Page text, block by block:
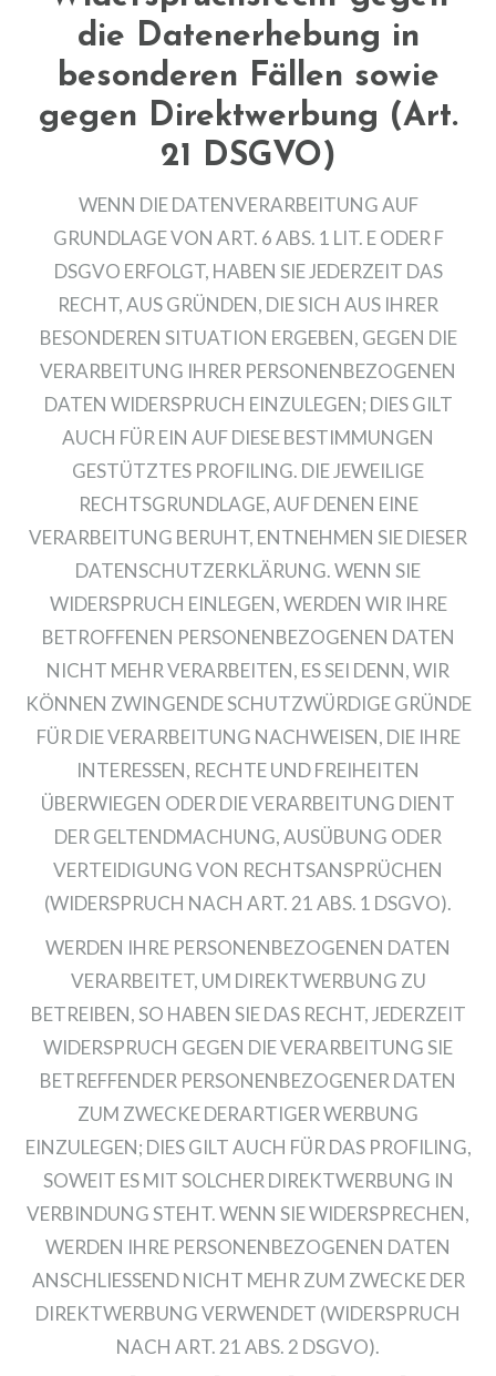
die Datenerhebung in
besonderen Fällen sowie
gegen Direktwerbung (Art.
21 DSGVO)
WENN DIE DATENVERARBEITUNG AUF
GRUNDLAGE VON ART. 6 ABS. 1 LIT. E ODER F
DSGVO ERFOLGT, HABEN SIE JEDERZEIT DAS
RECHT, AUS GRÜNDEN, DIE SICH AUS IHRER
BESONDEREN SITUATION ERGEBEN, GEGEN DIE
VERARBEITUNG IHRER PERSONENBEZOGENEN
DATEN WIDERSPRUCH EINZULEGEN; DIES GILT
AUCH FÜR EIN AUF DIESE BESTIMMUNGEN
GESTÜTZTES PROFILING. DIE JEWEILIGE
RECHTSGRUNDLAGE, AUF DENEN EINE
VERARBEITUNG BERUHT, ENTNEHMEN SIE DIESER
DATENSCHUTZERKLÄRUNG. WENN SIE
WIDERSPRUCH EINLEGEN, WERDEN WIR IHRE
BETROFFENEN PERSONENBEZOGENEN DATEN
NICHT MEHR VERARBEITEN, ES SEI DENN, WIR
KÖNNEN ZWINGENDE SCHUTZWÜRDIGE GRÜNDE
FÜR DIE VERARBEITUNG NACHWEISEN, DIE IHRE
INTERESSEN, RECHTE UND FREIHEITEN
ÜBERWIEGEN ODER DIE VERARBEITUNG DIENT
DER GELTENDMACHUNG, AUSÜBUNG ODER
VERTEIDIGUNG VON RECHTSANSPRÜCHEN
(WIDERSPRUCH NACH ART. 21 ABS. 1 DSGVO).
WERDEN IHRE PERSONENBEZOGENEN DATEN
VERARBEITET, UM DIREKTWERBUNG ZU
BETREIBEN, SO HABEN SIE DAS RECHT, JEDERZEIT
WIDERSPRUCH GEGEN DIE VERARBEITUNG SIE
BETREFFENDER PERSONENBEZOGENER DATEN
ZUM ZWECKE DERARTIGER WERBUNG
EINZULEGEN; DIES GILT AUCH FÜR DAS PROFILING,
SOWEIT ES MIT SOLCHER DIREKTWERBUNG IN
VERBINDUNG STEHT. WENN SIE WIDERSPRECHEN,
WERDEN IHRE PERSONENBEZOGENEN DATEN
ANSCHLIESSEND NICHT MEHR ZUM ZWECKE DER
DIREKTWERBUNG VERWENDET (WIDERSPRUCH
NACH ART. 21 ABS. 2 DSGVO).